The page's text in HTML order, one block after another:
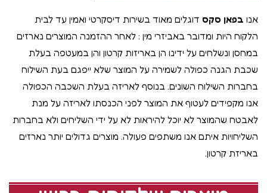
אנו בפאן סקס דוגלים מאוד בשירות דיסקרטי ואמין עד לבית
הלקוח היות ומדובר באביזרי מין : לאחר ההזמנה המוצרים נארזים
במחסן ונשלחים על ידינו הן באריזות קרטון והן במעטפה בעלת
שכבת הגנה כפולה לשמירה על המוצר שלא ייפגם בעת השילוח
בחברות השילוח השונים. בנוסף לאריזה בעלת השכבה הכפולה
אנו מקפידים לעטוף את המוצר לפני הכנסתו לאריזה על מנת
לאבטח שהמוצר לא יוכל להיראות לא על ידי השליחים ולא בחברות
השליחויות איתם אנו משתפים פעולה. מוצרים גדולים יותר נארזים
באריזת קרטון.